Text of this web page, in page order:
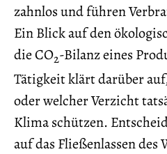
zahnlos und führen
Ein Blick auf den
die CO2-Bilanz eines
Tätigkeit klärt darüber
oder welcher Verzicht
Klima schützen.
auf das Fließenlassen des